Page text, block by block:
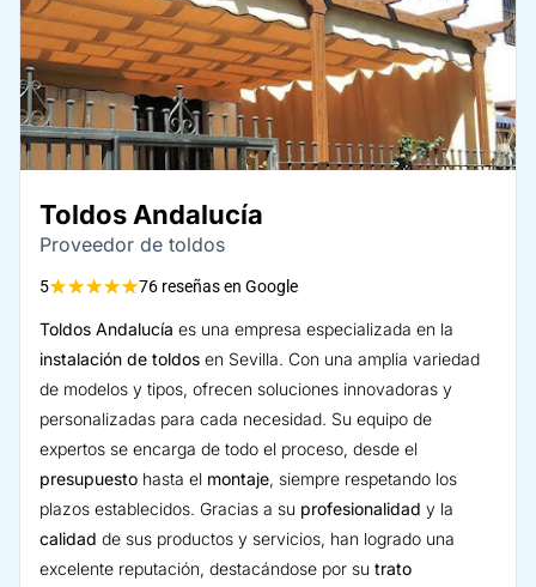
Toldos Andalucía
Proveedor de toldos
5★★★★★76 reseñas en Google
Toldos Andalucía es una empresa especializada en la
instalación de toldos en Sevilla. Con una amplia variedad
de modelos y tipos, ofrecen soluciones innovadoras y
personalizadas para cada necesidad. Su equipo de
expertos se encarga de todo el proceso, desde el
presupuesto hasta el montaje, siempre respetando los
plazos establecidos. Gracias a su profesionalidad y la
calidad de sus productos y servicios, han logrado una
excelente reputación, destacándose por su trato